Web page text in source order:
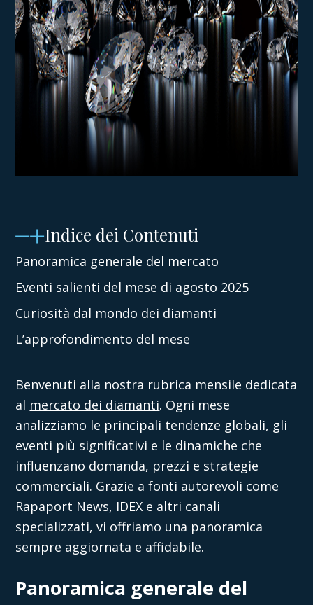
Indice dei Contenuti
Panoramica generale del mercato
Eventi salienti del mese di agosto 2025
Curiosità dal mondo dei diamanti
L’approfondimento del mese
Benvenuti alla nostra rubrica mensile dedicata
al mercato dei diamanti. Ogni mese
analizziamo le principali tendenze globali, gli
eventi più significativi e le dinamiche che
influenzano domanda, prezzi e strategie
commerciali. Grazie a fonti autorevoli come
Rapaport News, IDEX e altri canali
specializzati, vi offriamo una panoramica
sempre aggiornata e affidabile.
Panoramica generale del